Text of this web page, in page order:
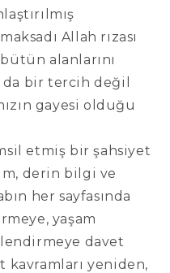
Allah rızası
alanlarını
bir tercih değil
gayesi olduğu
etmiş bir şahsiyet
derin bilgi ve
her sayfasında
yaşam
davet
yeniden,